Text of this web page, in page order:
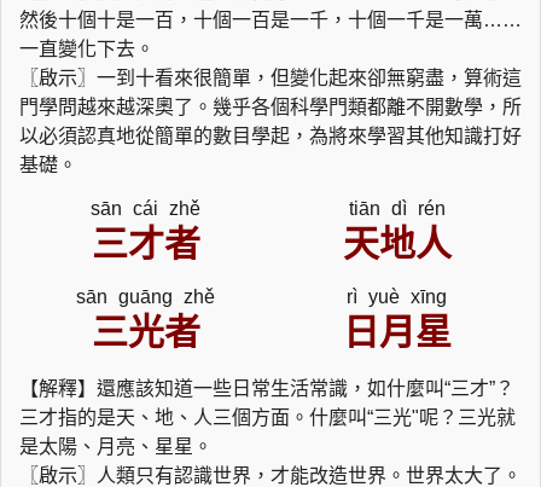
然後十個十是一百，十個一百是一千，十個一千是一萬……
一直變化下去。
〖啟示〗一到十看來很簡單，但變化起來卻無窮盡，算術這
門學問越來越深奧了。幾乎各個科學門類都離不開數學，所
以必須認真地從簡單的數目學起，為將來學習其他知識打好
基礎。
sān cái zhě tiān dì rén
三才者 天地人
sān guāng zhě rì yuè xīng
三光者 日月星
【解釋】還應該知道一些日常生活常識，如什麼叫“三才”？
三才指的是天、地、人三個方面。什麼叫“三光"呢？三光就
是太陽、月亮、星星。
〖啟示〗人類只有認識世界，才能改造世界。世界太大了。